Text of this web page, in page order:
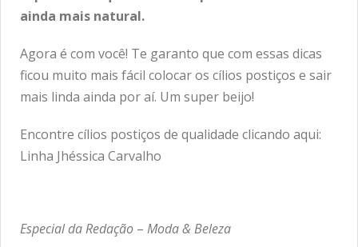
ainda mais natural.
Agora é com você! Te garanto que com essas dicas
ficou muito mais fácil colocar os cílios postiços e sair
mais linda ainda por aí. Um super beijo!
Encontre cílios postiços de qualidade clicando aqui:
Linha Jhéssica Carvalho
Especial da Redação – Moda & Beleza